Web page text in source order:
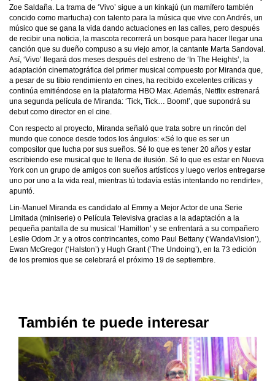
Zoe Saldaña. La trama de ‘Vivo’ sigue a un kinkajú (un mamífero también
concido como martucha) con talento para la música que vive con Andrés, un
músico que se gana la vida dando actuaciones en las calles, pero después
de recibir una noticia, la mascota recorrerá un bosque para hacer llegar una
canción que su dueño compuso a su viejo amor, la cantante Marta Sandoval.
Así, ‘Vivo’ llegará dos meses después del estreno de ‘In The Heights’, la
adaptación cinematográfica del primer musical compuesto por Miranda que,
a pesar de su tibio rendimiento en cines, ha recibido excelentes críticas y
continúa emitiéndose en la plataforma HBO Max. Además, Netflix estrenará
una segunda película de Miranda: ‘Tick, Tick… Boom!’, que supondrá su
debut como director en el cine.
Con respecto al proyecto, Miranda señaló que trata sobre un rincón del
mundo que conoce desde todos los ángulos: «Sé lo que es ser un
compositor que lucha por sus sueños. Sé lo que es tener 20 años y estar
escribiendo ese musical que te llena de ilusión. Sé lo que es estar en Nueva
York con un grupo de amigos con sueños artísticos y luego verlos entregarse
uno por uno a la vida real, mientras tú todavía estás intentando no rendirte»,
apuntó.
Lin-Manuel Miranda es candidato al Emmy a Mejor Actor de una Serie
Limitada (miniserie) o Película Televisiva gracias a la adaptación a la
pequeña pantalla de su musical ‘Hamilton’ y se enfrentará a su compañero
Leslie Odom Jr. y a otros contrincantes, como Paul Bettany (‘WandaVision’),
Ewan McGregor (‘Halston’) y Hugh Grant (‘The Undoing’), en la 73 edición
de los premios que se celebrará el próximo 19 de septiembre.
También te puede interesar